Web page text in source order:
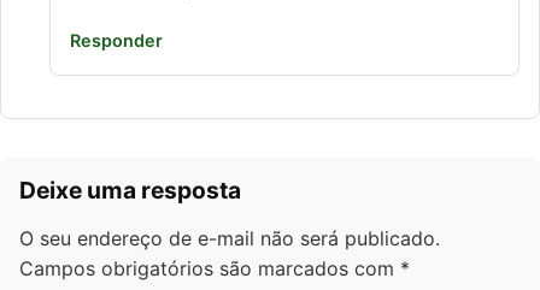
Responder
Deixe uma resposta
O seu endereço de e-mail não será publicado.
Campos obrigatórios são marcados com *